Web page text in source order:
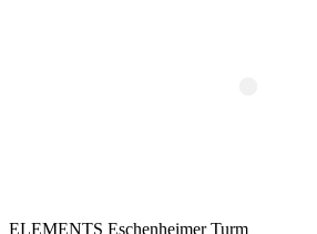
ELEMENTS Eschenheimer Turm